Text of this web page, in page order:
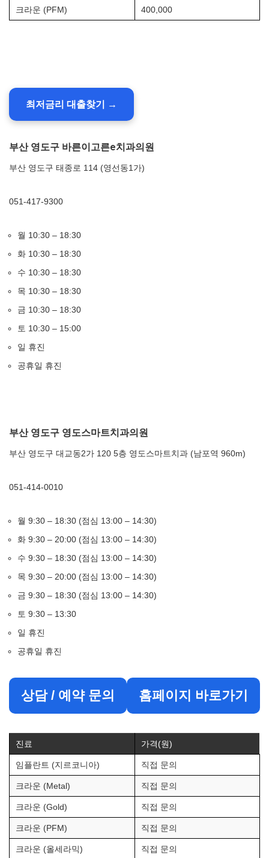
크라운 (PFM) 400,000
최저금리 대출찾기 →
부산 영도구 바른이고른e치과의원
부산 영도구 태종로 114 (영선동1가)
051-417-9300
월 10:30 – 18:30
화 10:30 – 18:30
수 10:30 – 18:30
목 10:30 – 18:30
금 10:30 – 18:30
토 10:30 – 15:00
일 휴진
공휴일 휴진
부산 영도구 영도스마트치과의원
부산 영도구 대교동2가 120 5층 영도스마트치과 (남포역 960m)
051-414-0010
월 9:30 – 18:30 (점심 13:00 – 14:30)
화 9:30 – 20:00 (점심 13:00 – 14:30)
수 9:30 – 18:30 (점심 13:00 – 14:30)
목 9:30 – 20:00 (점심 13:00 – 14:30)
금 9:30 – 18:30 (점심 13:00 – 14:30)
토 9:30 – 13:30
일 휴진
공휴일 휴진
상담 / 예약 문의 홈페이지 바로가기
진료 가격(원)
임플란트 (지르코니아) 직접 문의
크라운 (Metal) 직접 문의
크라운 (Gold) 직접 문의
크라운 (PFM) 직접 문의
크라운 (올세라믹) 직접 문의